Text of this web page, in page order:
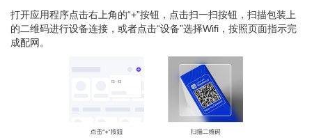
打开应用程序点击右上角的“+”按钮，点击扫一扫按钮，扫描包装上
的二维码进行设备连接，或者点击“设备”选择Wifi，按照页面指示完
成配网。